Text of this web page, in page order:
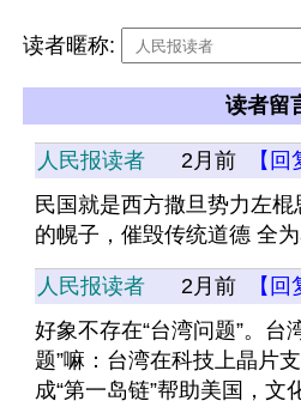
读者暱称:
读者留
人民报读者 2月前
【回
民国就是西方撒旦势力左
的幌子，催毁传统道德 全
人民报读者 2月前
【回
好象不存在“台湾问题”。台
题”嘛：台湾在科技上晶片
成“第一岛链”帮助美国，文